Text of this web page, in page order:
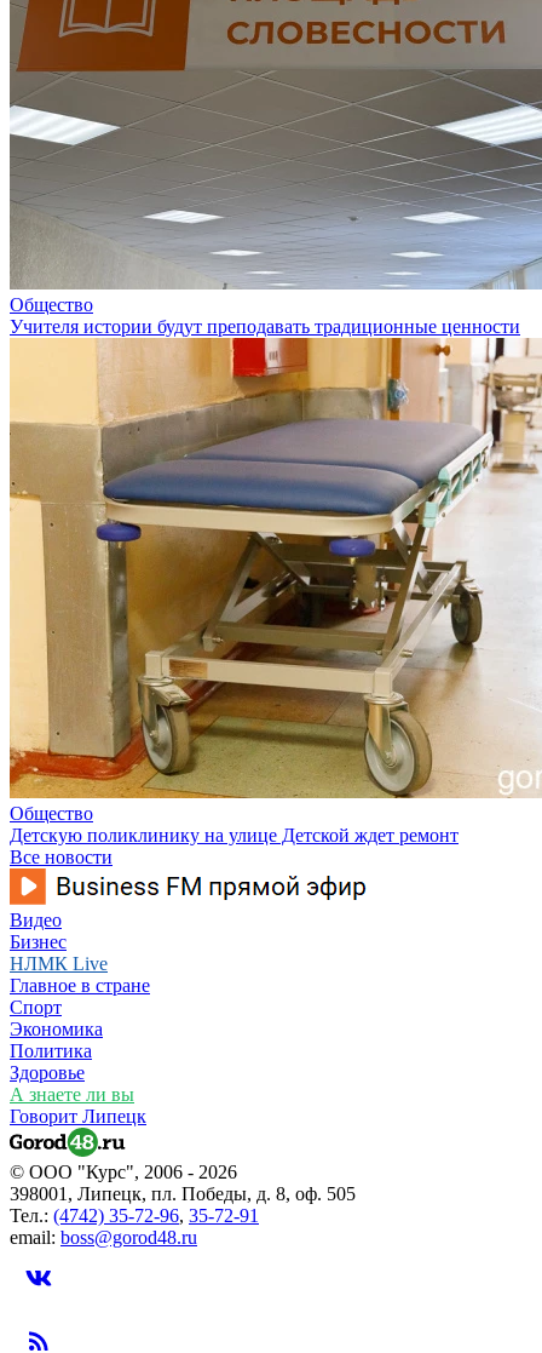
Общество
Учителя истории будут преподавать традиционные ценности
Общество
Детскую поликлинику на улице Детской ждет ремонт
Все новости
Видео
Бизнес
НЛМК Live
Главное в стране
Спорт
Экономика
Политика
Здоровье
А знаете ли вы
Говорит Липецк
© ООО "Курс", 2006 - 2026
398001, Липецк, пл. Победы, д. 8, оф. 505
Тел.: (4742) 35-72-96, 35-72-91
email: boss@gorod48.ru